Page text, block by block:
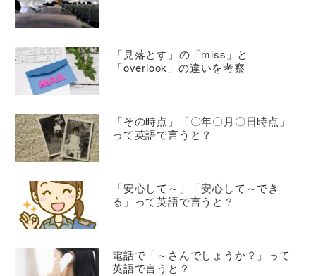
「見落とす」の「miss」と
「overlook」の違いを考察
「その時点」「〇年〇月〇日時点」
って英語で言うと？
「安心して～」「安心して～でき
る」って英語で言うと？
電話で「～さんでしょうか？」って
英語で言うと？